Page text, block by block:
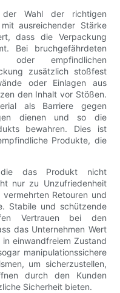
Wahl der richtigen
ausreichender Stärke
dass die Verpackung
Bei bruchgefährdeten
oder empfindlichen
zusätzlich stoßfest
oder Einlagen aus
den Inhalt vor Stößen.
als Barriere gegen
dienen und so die
bewahren. Dies ist
Produkte, die
die das Produkt nicht
nur zu Unzufriedenheit
Retouren und
Stabile und schützende
Vertrauen bei den
das Unternehmen Wert
einwandfreiem Zustand
manipulationssichere
um sicherzustellen,
durch den Kunden
Sicherheit bieten.